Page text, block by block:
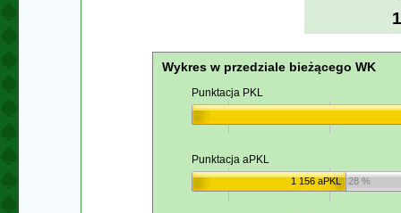
Wykres w przedziale bieżącego WK
Punktacja PKL
Punktacja aPKL
1 156 aPKL 28 %